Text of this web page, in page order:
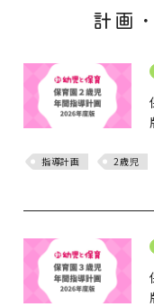
計画
指導計画 2歳児